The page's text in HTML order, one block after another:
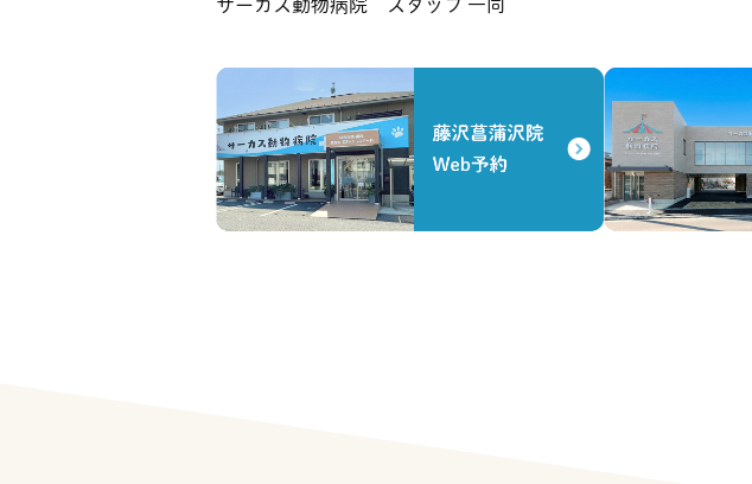
サーカス動物病院 スタッフ 一同